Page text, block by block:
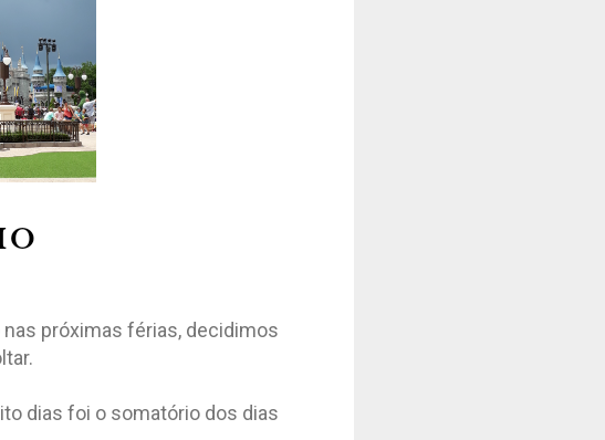
próximas férias, decidimos
dias foi o somatório dos dias